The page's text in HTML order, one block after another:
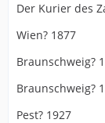
Der Kurier des
Wien? 1877
Braunschweig?
Braunschweig?
Pest? 1927